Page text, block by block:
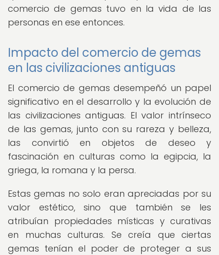
comercio de gemas tuvo en la vida de las
personas en ese entonces.
Impacto del comercio de gemas
en las civilizaciones antiguas
El comercio de gemas desempeñó un papel
significativo en el desarrollo y la evolución de
las civilizaciones antiguas. El valor intrínseco
de las gemas, junto con su rareza y belleza,
las convirtió en objetos de deseo y
fascinación en culturas como la egipcia, la
griega, la romana y la persa.
Estas gemas no solo eran apreciadas por su
valor estético, sino que también se les
atribuían propiedades místicas y curativas
en muchas culturas. Se creía que ciertas
gemas tenían el poder de proteger a sus